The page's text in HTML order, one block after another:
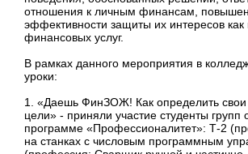
отношения к личным финансам,
эффективности защиты их интересов как
финансовых услуг.
В рамках данного мероприятия в
уроки:
1. «Даешь ФинЗОЖ! Как определить
цели» - приняли участие студенты
программе «Профессионалитет»: Т-2
на станках с числовым программным